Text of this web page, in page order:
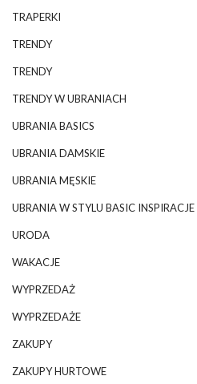
TRAPERKI
TRENDY
TRENDY
TRENDY W UBRANIACH
UBRANIA BASICS
UBRANIA DAMSKIE
UBRANIA MĘSKIE
UBRANIA W STYLU BASIC INSPIRACJE
URODA
WAKACJE
WYPRZEDAŻ
WYPRZEDAŻE
ZAKUPY
ZAKUPY HURTOWE